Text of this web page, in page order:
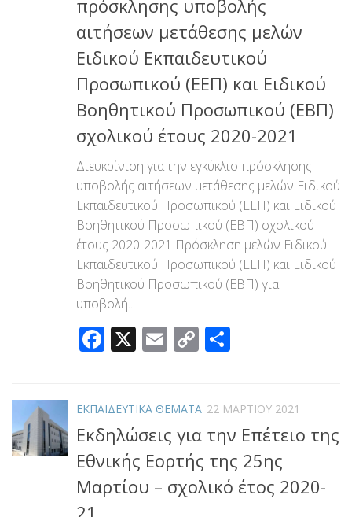
πρόσκλησης υποβολής
αιτήσεων μετάθεσης μελών
Ειδικού Εκπαιδευτικού
Προσωπικού (ΕΕΠ) και Ειδικού
Βοηθητικού Προσωπικού (ΕΒΠ)
σχολικού έτους 2020-2021
Διευκρίνιση για την εγκύκλιο πρόσκλησης
υποβολής αιτήσεων μετάθεσης μελών Ειδικού
Εκπαιδευτικού Προσωπικού (ΕΕΠ) και Ειδικού
Βοηθητικού Προσωπικού (ΕΒΠ) σχολικού
έτους 2020-2021 Πρόσκληση μελών Ειδικού
Εκπαιδευτικού Προσωπικού (ΕΕΠ) και Ειδικού
Βοηθητικού Προσωπικού (ΕΒΠ) για
υποβολή...
Facebook
X Email
Copy
ΕΚΠΑΙΔΕΥΤΙΚΑ ΘΕΜΑΤΑ 22 ΜΑΡΤΊΟΥ 2021
Εκδηλώσεις για την Επέτειο της
Εθνικής Εορτής της 25ης
Μαρτίου – σχολικό έτος 2020-
21